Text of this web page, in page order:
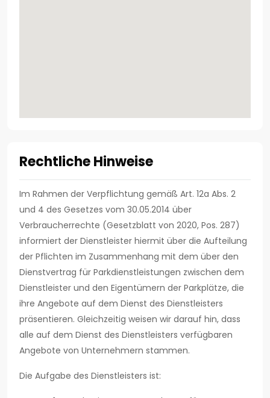
Rechtliche Hinweise
Im Rahmen der Verpflichtung gemäß Art. 12a Abs. 2
und 4 des Gesetzes vom 30.05.2014 über
Verbraucherrechte (Gesetzblatt von 2020, Pos. 287)
informiert der Dienstleister hiermit über die Aufteilung
der Pflichten im Zusammenhang mit dem über den
Dienstvertrag für Parkdienstleistungen zwischen dem
Dienstleister und den Eigentümern der Parkplätze, die
ihre Angebote auf dem Dienst des Dienstleisters
präsentieren. Gleichzeitig weisen wir darauf hin, dass
alle auf dem Dienst des Dienstleisters verfügbaren
Angebote von Unternehmern stammen.
Die Aufgabe des Dienstleisters ist: